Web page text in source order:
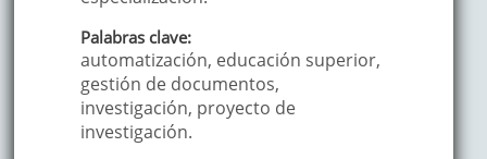
Palabras clave:
automatización, educación superior,
gestión de documentos,
investigación, proyecto de
investigación.